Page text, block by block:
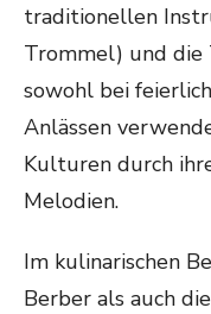
traditionellen
Trommel) und die
sowohl bei
Anlässen
Kulturen durch
Melodien.
Im kulinarischen
Berber als auch